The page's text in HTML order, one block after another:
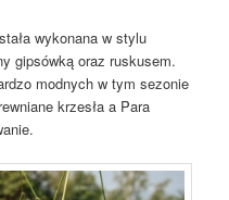
wykonana w stylu
gipsówką oraz ruskusem.
modnych w tym sezonie
krzesła a Para